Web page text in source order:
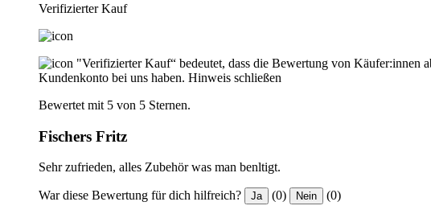
Verifizierter Kauf
"Verifizierter Kauf“ bedeutet, dass die Bewertung von Käufer:innen
Kundenkonto bei uns haben. Hinweis schließen
Bewertet mit 5 von 5 Sternen.
Fischers Fritz
Sehr zufrieden, alles Zubehör was man benltigt.
War diese Bewertung für dich hilfreich? Ja (0) Nein (0)